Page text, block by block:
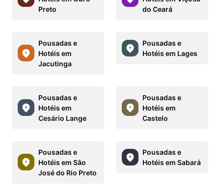
Preto
do Ceará
Pousadas e
Hotéis em
Jacutinga
Pousadas e
Hotéis em Lages
Pousadas e
Hotéis em
Cesário Lange
Pousadas e
Hotéis em
Castelo
Pousadas e
Hotéis em São
José do Rio Preto
Pousadas e
Hotéis em Sabará